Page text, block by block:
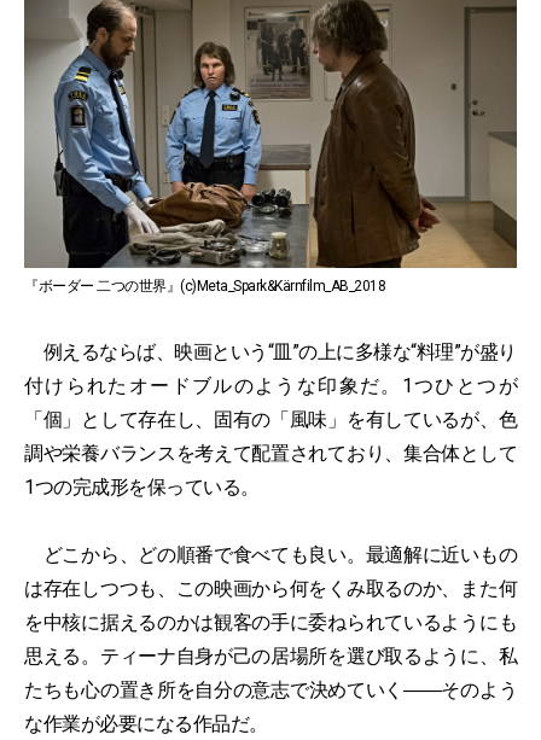
『ボーダー 二つの世界』(c)Meta_Spark&Kärnfilm_AB_2018
例えるならば、映画という“皿”の上に多様な“料理”が盛り
付けられたオードブルのような印象だ。1つひとつが
「個」として存在し、固有の「風味」を有しているが、色
調や栄養バランスを考えて配置されており、集合体として
1つの完成形を保っている。
どこから、どの順番で食べても良い。最適解に近いもの
は存在しつつも、この映画から何をくみ取るのか、また何
を中核に据えるのかは観客の手に委ねられているようにも
思える。ティーナ自身が己の居場所を選び取るように、私
たちも心の置き所を自分の意志で決めていく――そのよう
な作業が必要になる作品だ。